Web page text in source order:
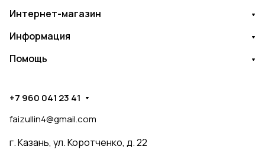
Интернет-магазин
Информация
Помощь
+7 960 041 23 41
faizullin4@gmail.com
г. Казань, ул. Коротченко, д. 22